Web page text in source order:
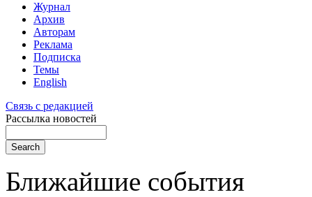
Журнал
Архив
Авторам
Реклама
Подписка
Темы
English
Связь с редакцией
Рассылка новостей
Ближайшие события